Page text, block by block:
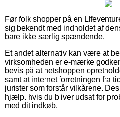
Før folk shopper på en
sig bekendt med indholdet af
bare ikke særlig spændende.
Et andet alternativ kan være at
virksomheden er e-mærke
bevis på at netshoppen
samt at internet forretningen fra
jurister som forstår vilkårene.
hjælp, hvis du bliver udsat for
med dit indkøb.